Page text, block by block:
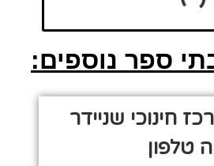
ספר נוספים:
חינוכי שניידר
טלפון